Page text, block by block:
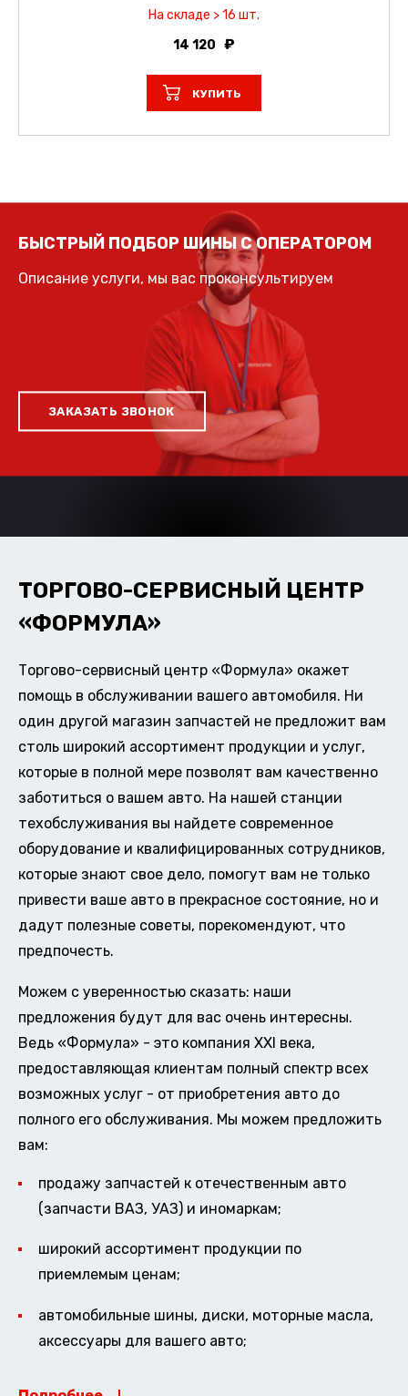
На складе > 16 шт.
14 120
КУПИТЬ
БЫСТРЫЙ ПОДБОР ШИНЫ С ОПЕРАТОРОМ
Описание услуги, мы вас проконсультируем
ЗАКАЗАТЬ ЗВОНОК
ТОРГОВО-СЕРВИСНЫЙ ЦЕНТР
«ФОРМУЛА»
Торгово-сервисный центр «Формула» окажет
помощь в обслуживании вашего автомобиля. Ни
один другой магазин запчастей не предложит вам
столь широкий ассортимент продукции и услуг,
которые в полной мере позволят вам качественно
заботиться о вашем авто. На нашей станции
техобслуживания вы найдете современное
оборудование и квалифицированных сотрудников,
которые знают свое дело, помогут вам не только
привести ваше авто в прекрасное состояние, но и
дадут полезные советы, порекомендуют, что
предпочесть.
Можем с уверенностью сказать: наши
предложения будут для вас очень интересны.
Ведь «Формула» - это компания XXI века,
предоставляющая клиентам полный спектр всех
возможных услуг - от приобретения авто до
полного его обслуживания. Мы можем предложить
вам:
продажу запчастей к отечественным авто
(запчасти ВАЗ, УАЗ) и иномаркам;
широкий ассортимент продукции по
приемлемым ценам;
автомобильные шины, диски, моторные масла,
аксессуары для вашего авто;